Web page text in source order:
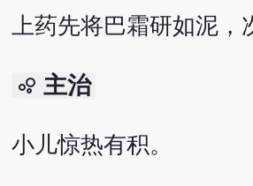
上药先将巴霜研如泥，
bubble_chart 主治
小儿惊热有积。